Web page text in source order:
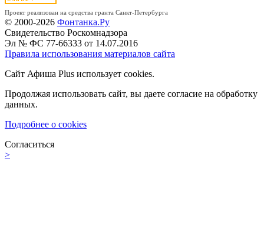
Проект реализован на средства гранта Санкт-Петербурга
© 2000-2026 Фонтанка.Ру
Свидетельство Роскомнадзора
Эл № ФС 77-66333 от 14.07.2016
Правила использования материалов сайта
Сайт Афиша Plus использует cookies.
Продолжая использовать сайт, вы даете согласие на обработку
данных.
Подробнее о cookies
Согласиться
>